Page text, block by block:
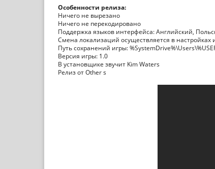
Особенности релиза:
Ничего не вырезано
Ничего не перекодировано
Поддержка языков интерфейса: Английский,
Смена локализаций осуществляется в настройках
Путь сохранений игры:
Версия игры: 1.0
В установщике звучит Kim Waters
Релиз от Other s